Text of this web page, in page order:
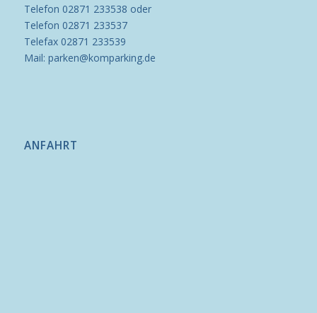
Telefon 02871 233538 oder
Telefon 02871 233537
Telefax 02871 233539
Mail: parken@komparking.de
ANFAHRT